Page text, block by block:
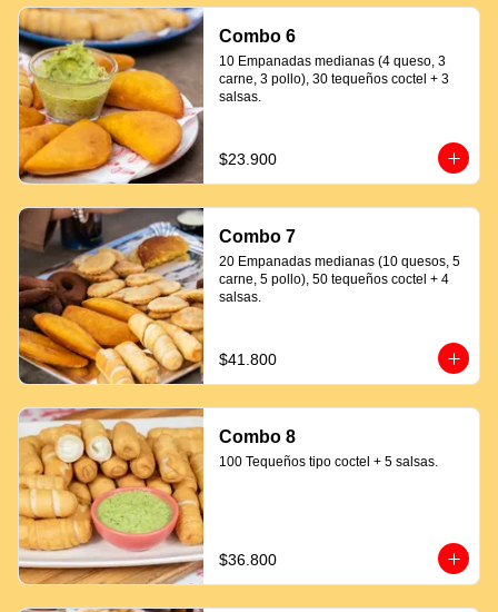
Combo 6
10 Empanadas medianas (4 queso, 3
carne, 3 pollo), 30 tequeños coctel + 3
salsas.
$23.900
Combo 7
20 Empanadas medianas (10 quesos, 5
carne, 5 pollo), 50 tequeños coctel + 4
salsas.
$41.800
Combo 8
100 Tequeños tipo coctel + 5 salsas.
$36.800